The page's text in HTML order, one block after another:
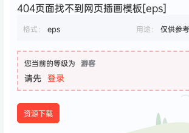
404页面找不到网页插画模板[eps]
格式： eps 用途： 仅供参
您当前的等级为 游客
请先 登录
资源下载